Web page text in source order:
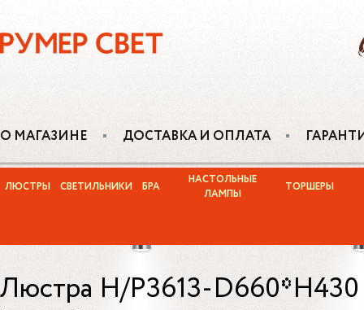
О МАГАЗИНЕ ДОСТАВКА И ОПЛАТА
ЛЮСТРЫ СВЕТИЛЬНИКИ БРА
НАСТОЛЬНЫЕ
ЛАМПЫ
ТОРШЕРЫ
Люстра H/P3613-D660*H430